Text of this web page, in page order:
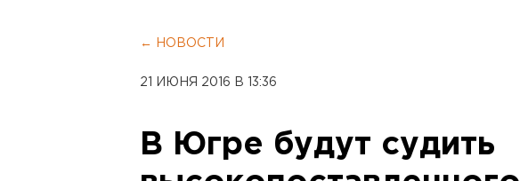
← НОВОСТИ
21 ИЮНЯ 2016 В 13:36
В Югре будут судить